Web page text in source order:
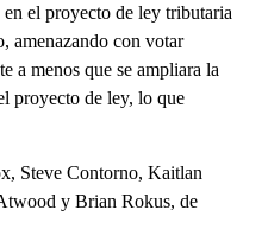
el proyecto de ley tributaria
amenazando con votar
a menos que se ampliara la
proyecto de ley, lo que
Steve Contorno, Kaitlan
y Brian Rokus, de